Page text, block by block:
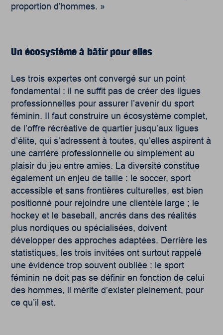
proportion d’hommes. »
Un écosystème à bâtir pour elles
Les trois expertes ont convergé sur un point
fondamental : il ne suffit pas de créer des ligues
professionnelles pour assurer l’avenir du sport
féminin. Il faut construire un écosystème complet,
de l’offre récréative de quartier jusqu’aux ligues
d’élite, qui s’adressent à toutes, qu’elles aspirent à
une carrière professionnelle ou simplement au
plaisir du jeu entre amies. La diversité constitue
également un enjeu de taille : le soccer, sport
accessible et sans frontières culturelles, est bien
positionné pour rejoindre une clientèle large ; le
hockey et le baseball, ancrés dans des réalités
plus nordiques ou spécialisées, doivent
développer des approches adaptées. Derrière les
statistiques, les trois invitées ont surtout rappelé
une évidence trop souvent oubliée : le sport
féminin ne doit pas se définir en fonction de celui
des hommes, il mérite d’exister pleinement, pour
ce qu’il est.